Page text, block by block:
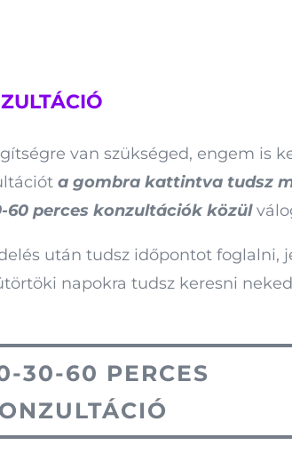
van szükséged, engem is
a gombra kattintva tudsz
60 perces konzultációk közül
után tudsz időpontot foglalni,
napokra tudsz keresni
30-60 PERCES